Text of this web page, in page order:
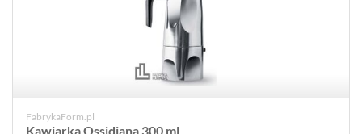
FabrykaForm.pl
Kawiarka Ossidiana 300 ml